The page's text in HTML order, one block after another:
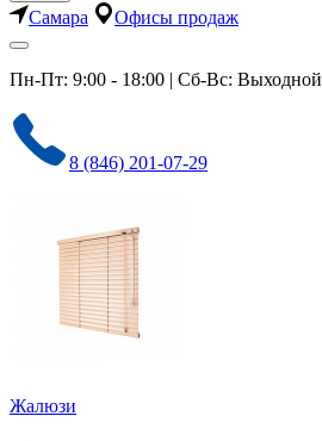
Самара Офисы продаж
Пн-Пт: 9:00 - 18:00 | Сб-Вс: Выходной
8 (846) 201-07-29
Жалюзи